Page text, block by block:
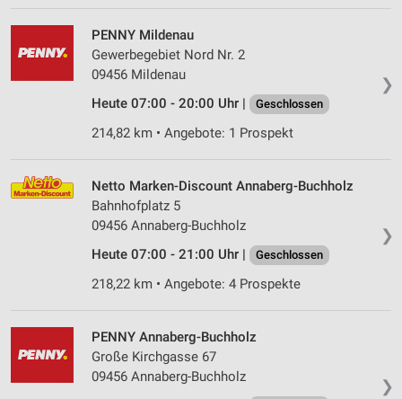
❯
PENNY Mildenau
Gewerbegebiet Nord Nr. 2
09456 Mildenau
Heute 07:00 - 20:00 Uhr |
Geschlossen
214,82 km • Angebote: 1 Prospekt
❯
Netto Marken-Discount Annaberg-Buchholz
Bahnhofplatz 5
09456 Annaberg-Buchholz
Heute 07:00 - 21:00 Uhr |
Geschlossen
218,22 km • Angebote: 4 Prospekte
❯
PENNY Annaberg-Buchholz
Große Kirchgasse 67
09456 Annaberg-Buchholz